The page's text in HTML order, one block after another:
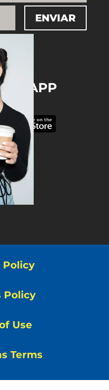
ENVIAR
APP
Policy
Policy
Use
Terms